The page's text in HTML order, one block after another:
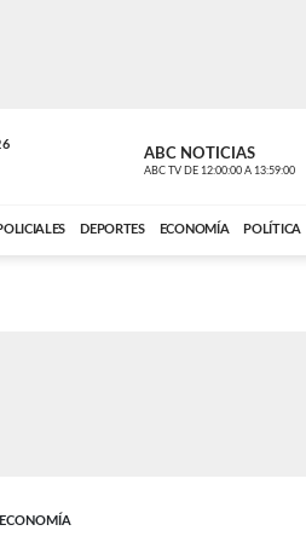
ABC NOTICIAS
ABC TV DE 12:00:00 A 13:59:00
DEPORTES ECONOMÍA POLÍTICA
ECONOMÍA